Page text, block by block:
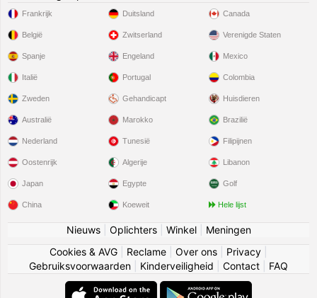
Frankrijk
België
Spanje
Italië
Zweden
Duitsland
Zwitserland
Engeland
Portugal
Gehandicapt
Canada
Verenigde Staten
Mexico
Colombia
Huisdieren
Australië
Nederland
Oostenrijk
Japan
China
Marokko
Tunesië
Algerije
Egypte
Koeweit
Brazilië
Filipijnen
Libanon
Golf
Hele lijst
Nieuws| Oplichters| Winkel| Meningen
Cookies & AVG
Reclame Over ons Privacy
Gebruiksvoorwaarden
Kinderveiligheid Contact FAQ